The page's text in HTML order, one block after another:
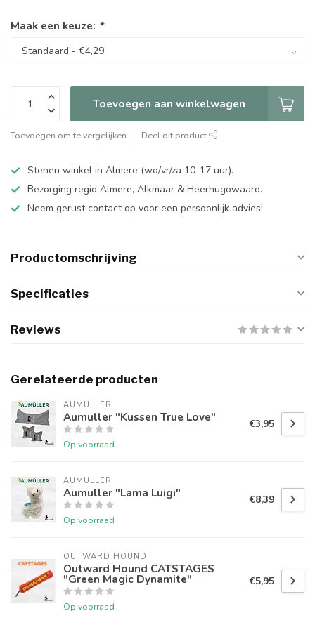
Maak een keuze: *
Toevoegen aan winkelwagen
Toevoegen om te vergelijken Deel dit product
Stenen winkel in Almere (wo/vr/za 10-17 uur).
Bezorging regio Almere, Alkmaar & Heerhugowaard.
Neem gerust contact op voor een persoonlijk advies!
Productomschrijving
Specificaties
Reviews
Gerelateerde producten
AUMULLER
Aumuller "Kussen True Love"
Op voorraad
€3,95
AUMULLER
Aumuller "Lama Luigi"
Op voorraad
€8,39
OUTWARD HOUND
Outward Hound CATSTAGES
"Green Magic Dynamite"
Op voorraad
€5,95